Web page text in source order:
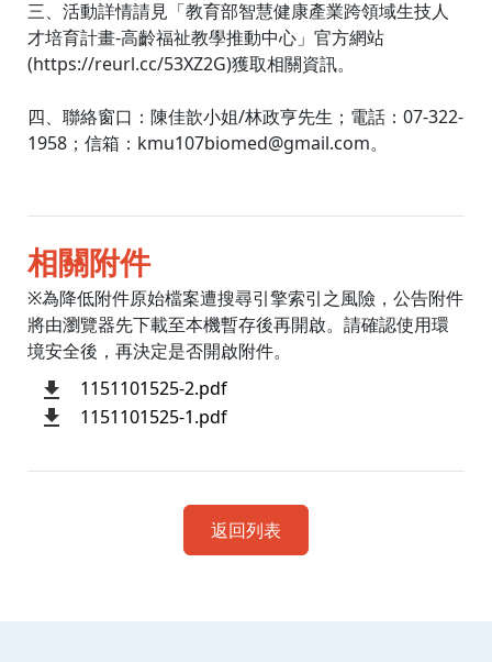
三、活動詳情請見「教育部智慧健康產業跨領域生技人
才培育計畫-高齡福祉教學推動中心」官方網站
(https://reurl.cc/53XZ2G)獲取相關資訊。
四、聯絡窗口：陳佳歆小姐/林政亨先生；電話：07-322-
1958；信箱：kmu107biomed@gmail.com。
相關附件
※為降低附件原始檔案遭搜尋引擎索引之風險，公告附件
將由瀏覽器先下載至本機暫存後再開啟。請確認使用環
境安全後，再決定是否開啟附件。
1151101525-2.pdf
1151101525-1.pdf
返回列表